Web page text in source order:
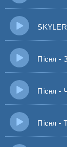
SKYLERR
Пісня -
Пісня -
Пісня -